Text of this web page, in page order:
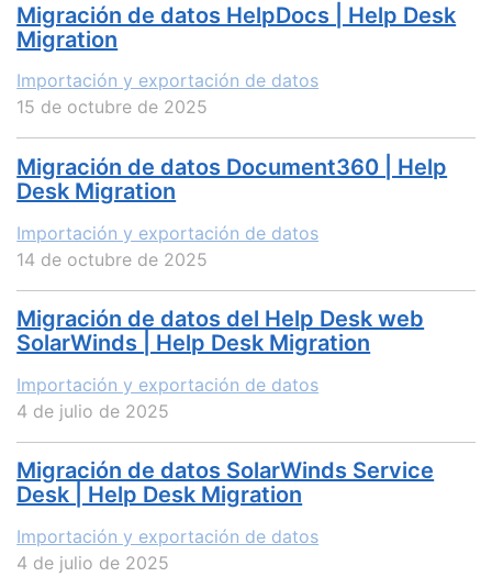
Migración de datos HelpDocs | Help Desk
Migration
Importación y exportación de datos
15 de octubre de 2025
Migración de datos Document360 | Help
Desk Migration
Importación y exportación de datos
14 de octubre de 2025
Migración de datos del Help Desk web
SolarWinds | Help Desk Migration
Importación y exportación de datos
4 de julio de 2025
Migración de datos SolarWinds Service
Desk | Help Desk Migration
Importación y exportación de datos
4 de julio de 2025